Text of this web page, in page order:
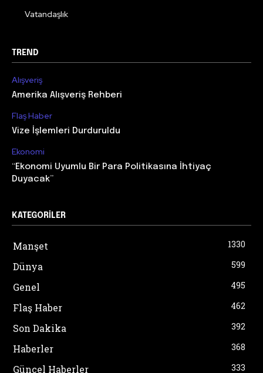
Vatandaşlık
TREND
Alışveriş
Amerika Alışveriş Rehberi
Flaş Haber
Vize İşlemleri Durduruldu
Ekonomi
“Ekonomi Uyumlu Bir Para Politikasına İhtiyaç
Duyacak”
KATEGORILER
Manşet 1330
Dünya 599
Genel 495
Flaş Haber 462
Son Dakika 392
Haberler 368
Güncel Haberler 333